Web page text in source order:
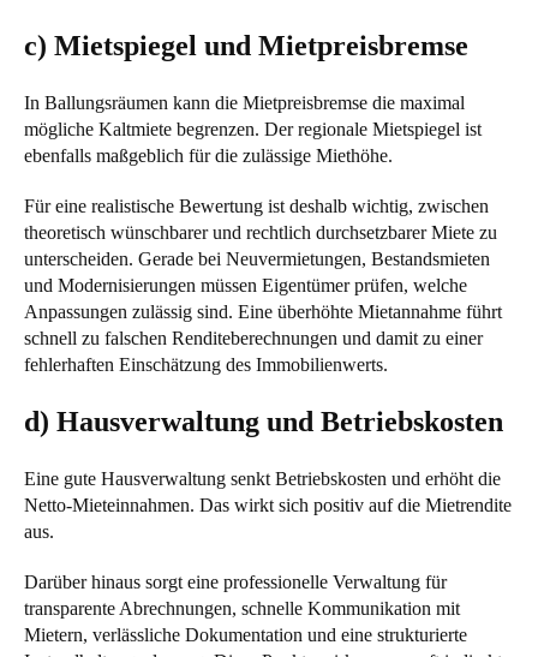
c) Mietspiegel und Mietpreisbremse
In Ballungsräumen kann die Mietpreisbremse die maximal
mögliche Kaltmiete begrenzen. Der regionale Mietspiegel ist
ebenfalls maßgeblich für die zulässige Miethöhe.
Für eine realistische Bewertung ist deshalb wichtig, zwischen
theoretisch wünschbarer und rechtlich durchsetzbarer Miete zu
unterscheiden. Gerade bei Neuvermietungen, Bestandsmieten
und Modernisierungen müssen Eigentümer prüfen, welche
Anpassungen zulässig sind. Eine überhöhte Mietannahme führt
schnell zu falschen Renditeberechnungen und damit zu einer
fehlerhaften Einschätzung des Immobilienwerts.
d) Hausverwaltung und Betriebskosten
Eine gute Hausverwaltung senkt Betriebskosten und erhöht die
Netto-Mieteinnahmen. Das wirkt sich positiv auf die Mietrendite
aus.
Darüber hinaus sorgt eine professionelle Verwaltung für
transparente Abrechnungen, schnelle Kommunikation mit
Mietern, verlässliche Dokumentation und eine strukturierte